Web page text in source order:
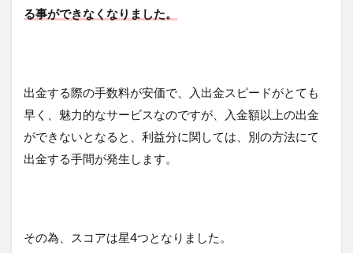
る事ができなくなりました。
出金する際の手数料が安価で、入出金スピードがとても
早く、魅力的なサービスなのですが、入金額以上の出金
ができないとなると、利益分に関しては、別の方法にて
出金する手間が発生します。
その為、スコアは星4つとなりました。